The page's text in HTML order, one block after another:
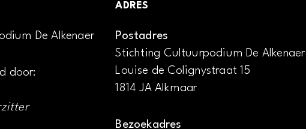
De Alkenaer
door:
ADRES
Postadres
Stichting Cultuurpodium De Alkenaer
Louise de Colignystraat 15
1814 JA Alkmaar
Bezoekadres